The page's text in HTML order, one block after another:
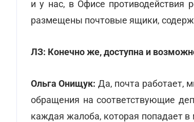
и у нас, в Офисе противодействия
размещены почтовые ящики,
ЛЗ: Конечно же, доступна и
Ольга Онищук: Да, почта работает,
обращения на соответствующие
каждая жалоба, которая попадает